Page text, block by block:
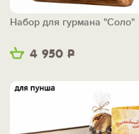
4 950 Р
Набор для гурмана "Соло"